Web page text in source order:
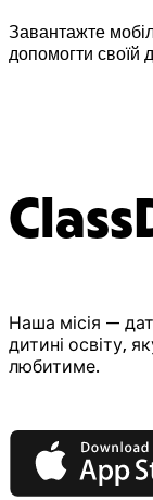
Завантажте
допомогти своїй
Наша місія —
дитині освіту,
любитиме.
App Store